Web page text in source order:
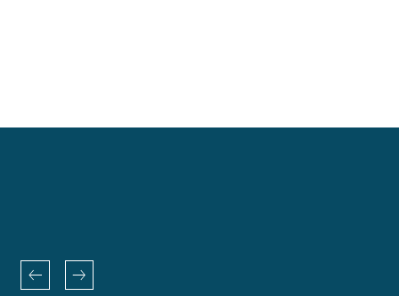
to
load
Zurück Weiter